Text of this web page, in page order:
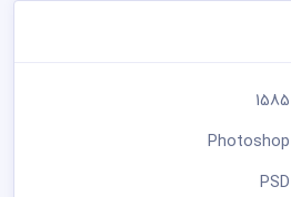
1585
Photoshop
PSD